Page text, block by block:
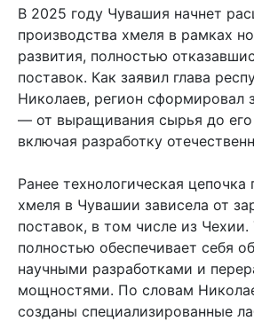
В 2025 году Чувашия начнет
производства хмеля в рамках
развития, полностью
поставок. Как заявил глава
Николаев, регион сформировал
— от выращивания сырья до его
включая разработку
Ранее технологическая цепочка
хмеля в Чувашии зависела от
поставок, в том числе из
полностью обеспечивает себя
научными разработками и
мощностями. По словам
созданы специализированные